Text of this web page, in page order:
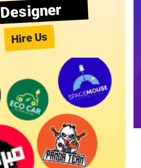
Designer
Hire Us